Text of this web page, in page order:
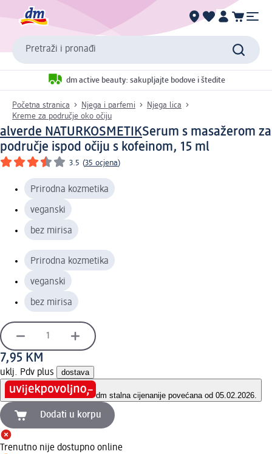
Pretraži i pronađi
dm active beauty: sakupljajte bodove i štedite
Početna stranica Njega i parfemi
Njega lica
Kreme za područje oko očiju
alverde NATURKOSMETIKSerum s masažerom za
područje ispod očiju s kofeinom, 15 ml
3.5 (35 ocjena)
Prirodna kozmetika
veganski
bez mirisa
Prirodna kozmetika
veganski
bez mirisa
7,95 KM
uklj. Pdv plus dostava
dm stalna cijenanije povećana od 05.02.2026.
Dodati u korpu
Trenutno nije dostupno online